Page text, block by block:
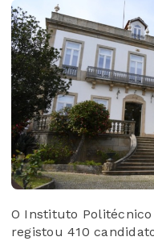
O Instituto Politécnico
registou 410